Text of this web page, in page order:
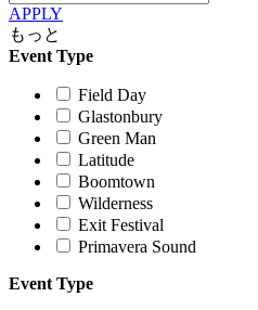
APPLY
もっと
Event Type
Field Day
Glastonbury
Green Man
Latitude
Boomtown
Wilderness
Exit Festival
Primavera Sound
Event Type